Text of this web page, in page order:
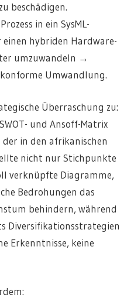
beschädigen.
in ein SysML-
hybriden Hardware-
umzuwandeln →
Umwandlung.
Überraschung zu:
und Ansoff-Matrix
in den afrikanischen
nicht nur Stichpunkte
verknüpfte Diagramme,
Bedrohungen das
behindern, während
Diversifikationsstrategien
Erkenntnisse, keine